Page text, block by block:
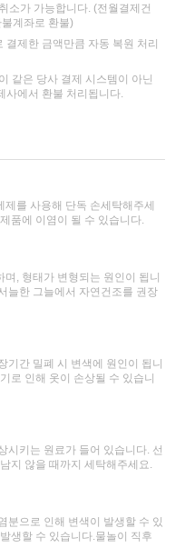
소가 가능합니다. (전월결제건
계좌로 환불)
결제한 금액만큼 자동 복원 처리
같은 당사 결제 시스템이 아닌
사에서 환불 처리됩니다.
를 사용해 단독 손세탁해주세
품에 이염이 될 수 있습니다.
, 형태가 변형되는 원인이 됩니
늘한 그늘에서 자연건조를 권장
기간 밀폐 시 변색에 원인이 됩니
로 인해 옷이 손상될 수 있습니
시키는 원료가 들어 있습니다. 선
지 않을 때까지 세탁해주세요.
분으로 인해 변색이 발생할 수 있
생할 수 있습니다.물놀이 직후